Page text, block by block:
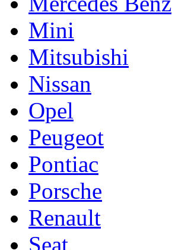
Mini
Mitsubishi
Nissan
Opel
Peugeot
Pontiac
Porsche
Renault
Seat